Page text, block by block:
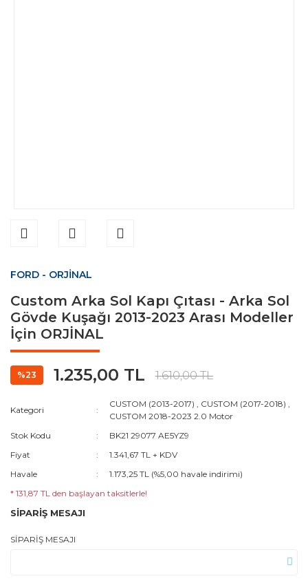
FORD - ORJİNAL
Custom Arka Sol Kapı Çıtası - Arka Sol
Gövde Kuşağı 2013-2023 Arası Modeller
İçin ORJİNAL
%23 1.235,00 TL 1.610,00 TL
Kategori
CUSTOM (2013-2017) , CUSTOM (2017-2018) ,
CUSTOM 2018-2023 2.0 Motor
Stok Kodu
BK21 29077 AE5YZ9
Fiyat
1.341,67 TL + KDV
Havale
1.173,25 TL (%5,00 havale indirimi)
* 131,87 TL den başlayan taksitlerle!
SİPARİŞ MESAJI
SİPARİŞ MESAJI